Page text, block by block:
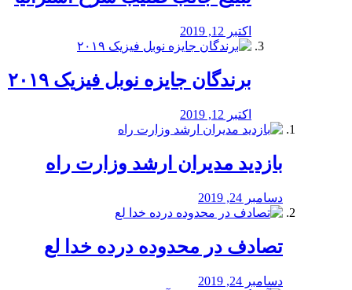
اکتبر 12, 2019
برندگان جایزه نوبل فیزیک ۲۰۱۹
اکتبر 12, 2019
بازدید مدیران ارشد وزارت راه
دسامبر 24, 2019
تصادف در محدوده درده خدا لع
دسامبر 24, 2019